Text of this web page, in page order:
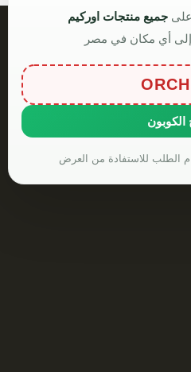
مصنعها المتخصص في إنتاج المخصبات
ليكون أحد أحدث المصانع في الشرق
وتقنيات متقدمة، تضمن كفاءة
المعايير العالمية للسلامة والبيئة.
علىجميع منتجات اوركيم
إلى أي مكان في مصر
الطلب للاستفادة من العرض